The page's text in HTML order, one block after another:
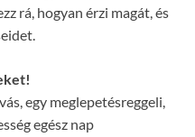
rá, hogyan érzi magát, és
egy meglepetésreggeli,
egész nap